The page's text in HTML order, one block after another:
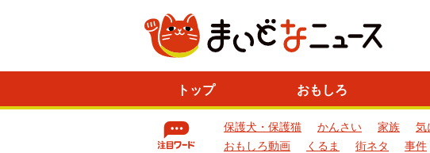
トップ おもしろ
保護犬・保護猫 かんさい 家族 気
おもしろ動画
くるま 街ネタ 事件